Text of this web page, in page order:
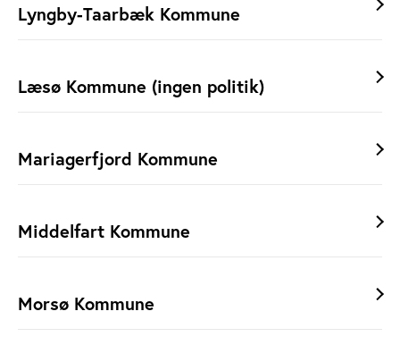
Lyngby-Taarbæk Kommune
Læsø Kommune (ingen politik)
Mariagerfjord Kommune
Middelfart Kommune
Morsø Kommune